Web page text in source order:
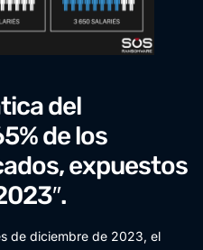
del
de los
expuestos
de diciembre de 2023, el